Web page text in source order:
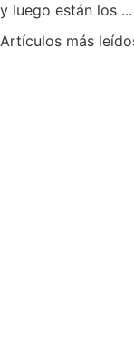
y luego están los ...
Artículos más